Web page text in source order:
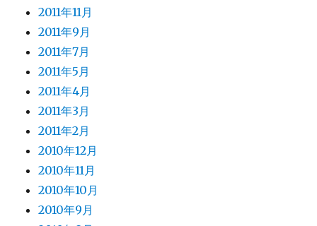
2011年11月
2011年9月
2011年7月
2011年5月
2011年4月
2011年3月
2011年2月
2010年12月
2010年11月
2010年10月
2010年9月